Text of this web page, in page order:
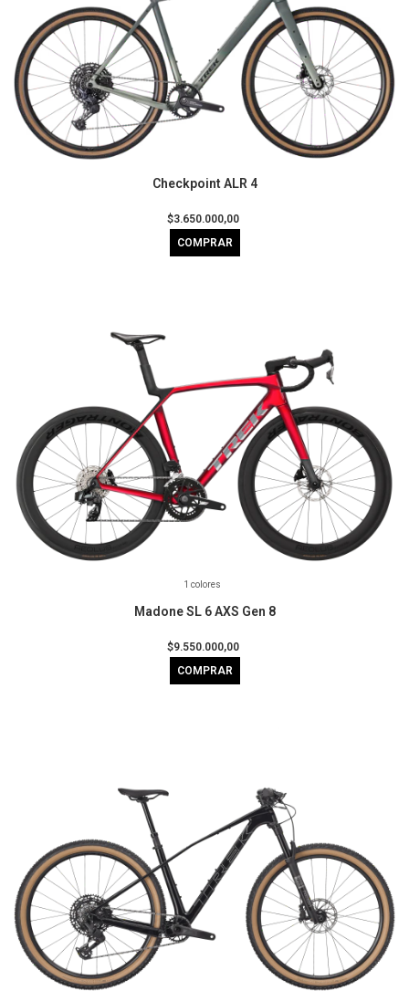
Checkpoint ALR 4
$3.650.000,00
COMPRAR
1 colores
Madone SL 6 AXS Gen 8
$9.550.000,00
COMPRAR